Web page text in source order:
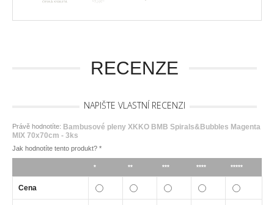
RECENZE
NAPIŠTE VLASTNÍ RECENZI
Právě hodnotíte: Bambusové pleny XKKO BMB Spirals&Bubbles Magenta
MIX 70x70cm - 3ks
Jak hodnotíte tento produkt? *
* ** *** **** *****
Cena